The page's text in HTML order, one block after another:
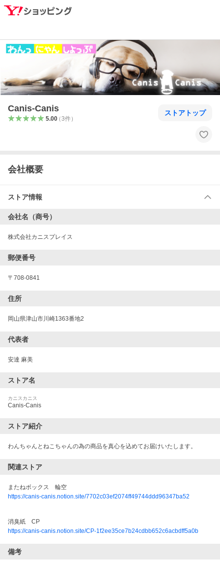
Canis-Canis
5.00（3件）
ストアトップ
会社概要
ストア情報
会社名（商号）
株式会社カニスプレイス
郵便番号
〒 708-0841
住所
岡山県津山市川崎1363番地2
代表者
安達 麻美
ストア名
カニスカニス
Canis-Canis
ストア紹介
わんちゃんとねこちゃんの為の商品を真心を込めてお届けいたします。
関連ストア
またねボックス　輪空
https://canis-canis.notion.site/7702c03ef2074ff49744ddd96347ba52
消臭紙　CP
https://canis-canis.notion.site/CP-1f2ee35ce7b24cdbb652c6acbdff5a0b
備考